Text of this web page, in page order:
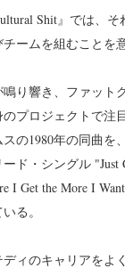
Shit』では、
ームを組むことを
り響き、ファット
プロジェクトで注
の1980年の同曲を
ド・シングル
I Get the More I
る。
ディのキャリアを